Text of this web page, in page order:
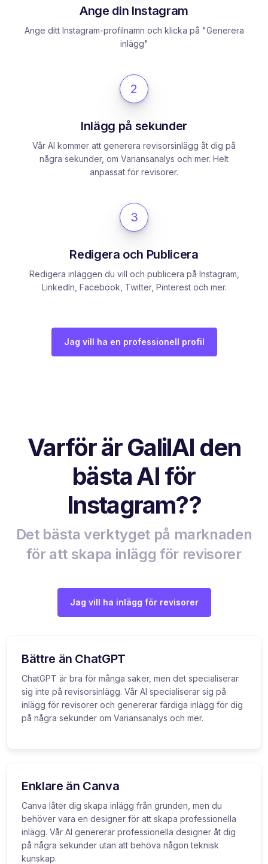
Ange din Instagram
Ange ditt Instagram-profilnamn och klicka på "Generera
inlägg"
2
Inlägg på sekunder
Vår AI kommer att generera revisorsinlägg åt dig på
några sekunder, om Variansanalys och mer. Helt
anpassat för revisorer.
3
Redigera och Publicera
Redigera inläggen du vill och publicera på Instagram,
LinkedIn, Facebook, Twitter, Pinterest och mer.
Jag vill ha en professionell profil
Varför är GalilAI den
bästa AI för
Instagram??
Det bästa verktyget på marknaden
för att skapa inlägg för revisorer
Jag vill ha inlägg för revisorer
Bättre än ChatGPT
ChatGPT är bra för många saker, men det specialiserar
sig inte på revisorsinlägg. Vår AI specialiserar sig på
inlägg för revisorer och genererar färdiga inlägg för dig
på några sekunder om Variansanalys och mer.
Enklare än Canva
Canva låter dig skapa inlägg från grunden, men du
behöver vara en designer för att skapa professionella
inlägg. Vår AI genererar professionella designer åt dig
på några sekunder utan att behöva någon teknisk
kunskap.